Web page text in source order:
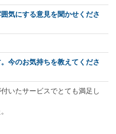
気にする意見を聞かせくださ
今のお気持ちを教えてくださ
いたサービスでとても満足し